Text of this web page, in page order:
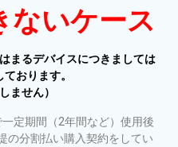
ないケース
まるデバイスにつきましては
おります。
ません）
定期間（2年間など）使用後
の分割払い購入契約をしてい